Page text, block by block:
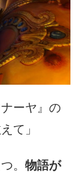
ーヤ』の
て」
。 物語が